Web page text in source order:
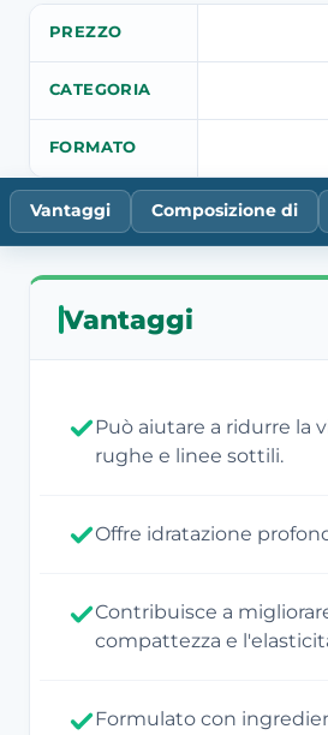
PREZZO
CATEGORIA
FORMATO
Vantaggi Composizione di
Vantaggi
Può aiutare a ridurre la
rughe e linee sottili.
Offre idratazione
Contribuisce a
compattezza e
Formulato con